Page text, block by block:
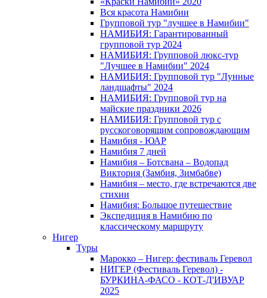
Вся красота Намибии
Групповой тур "лучшее в Намибии"
НАМИБИЯ: Гарантированный
групповой тур 2024
НАМИБИЯ: Групповой люкс-тур
"Лучшее в Намибии" 2024
НАМИБИЯ: Групповой тур "Лунные
ландшафты" 2024
НАМИБИЯ: Групповой тур на
майские праздники 2026
НАМИБИЯ: Групповой тур с
русскоговорящим сопровождающим
Намибия - ЮАР
Намибия 7 дней
Намибия – Ботсвана – Водопад
Виктория (Замбия, Зимбабве)
Намибия – место, где встречаются две
стихии
Намибия: Большое путешествие
Экспедиция в Намибию по
классическому маршруту
Нигер
Туры
Марокко – Нигер: фестиваль Геревол
НИГЕР (Фестиваль Геревол) -
БУРКИНА-ФАСО - КОТ-Д'ИВУАР
2025